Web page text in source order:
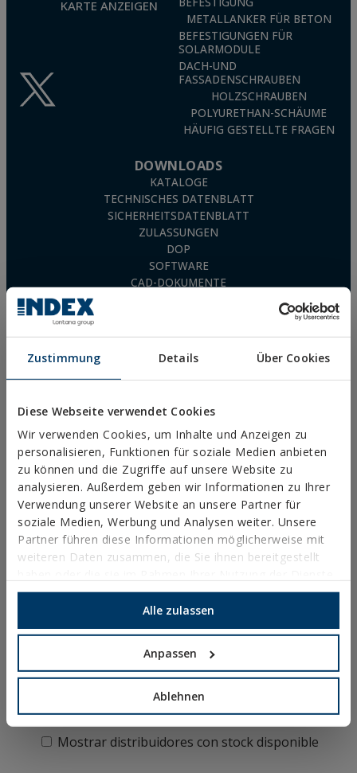
Zustimmung Details Über Cookies
Diese Webseite verwendet Cookies
Wir verwenden Cookies, um Inhalte und Anzeigen zu
personalisieren, Funktionen für soziale Medien anbieten
zu können und die Zugriffe auf unsere Website zu
analysieren. Außerdem geben wir Informationen zu Ihrer
Verwendung unserer Website an unsere Partner für
soziale Medien, Werbung und Analysen weiter. Unsere
Partner führen diese Informationen möglicherweise mit
weiteren Daten zusammen, die Sie ihnen bereitgestellt
gesammelt haben.
Alle zulassen
Anpassen
Ablehnen
KARTE ANZEIGEN
METALLANKER FÜR BETON
BEFESTIGUNGEN FÜR
SOLARMODULE
DACH-UND
FASSADENSCHRAUBEN
HOLZSCHRAUBEN
POLYURETHAN-SCHÄUME
HÄUFIG GESTELLTE FRAGEN
DOWNLOADS
KATALOGE
TECHNISCHES DATENBLATT
SICHERHEITSDATENBLATT
ZULASSUNGEN
DOP
SOFTWARE
CAD-DOKUMENTE
Rechtliche Hinweise
Allgemeine Geschäftsbedingungen
Ethischer Kanal
BN-RO
FARBIGE
KABELBINDER
COMPRAR ONLINE
Mostrar distribuidores con stock disponible